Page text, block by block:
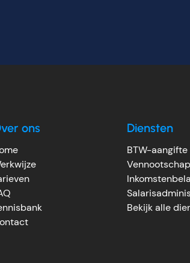
ons Diensten
BTW-aangifte
Bekijk alle